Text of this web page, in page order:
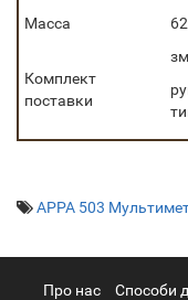
Масса
Комплект
поставки
APPA 503
Про нас Cпособи